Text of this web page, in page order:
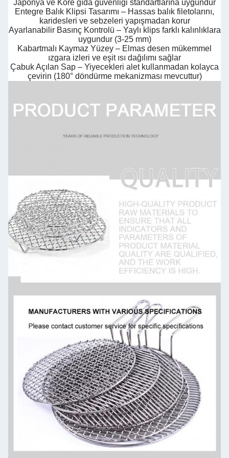
Japonya ve Kore gıda güvenliği standartlarına uygundur
Entegre Balık Klipsi Tasarımı – Hassas balık filetolarını,
karidesleri ve sebzeleri yapışmadan korur
Ayarlanabilir Basınç Kontrolü – Yaylı klips farklı kalınlıklara
uygundur (3-25 mm)
Kabartmalı Kaymaz Yüzey – Elmas desen mükemmel
ızgara izleri ve eşit ısı dağılımı sağlar
Çabuk Açılan Sap – Yiyecekleri alet kullanmadan kolayca
çevirin (180° döndürme mekanizması mevcuttur)